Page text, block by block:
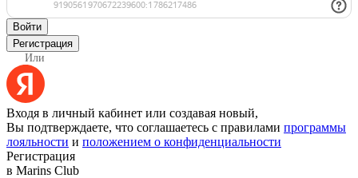
Войти
Регистрация
Или
Входя в личный кабинет или создавая новый,
Вы подтверждаете, что соглашаетесь с правилами программы
лояльности и положением о конфиденциальности
Регистрация
в Marins Club